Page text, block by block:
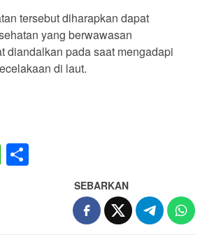
tersebut diharapkan dapat
yang berwawasan
diandalkan pada saat mengadapi
di laut.
WhatsApp
SEBARKAN